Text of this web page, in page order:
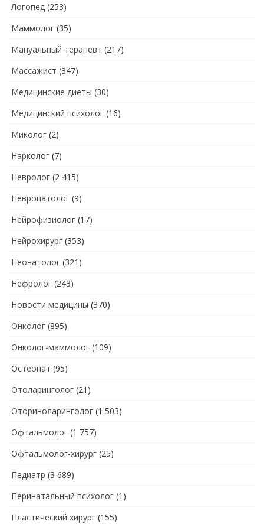
Логопед (253)
Маммолог (35)
Мануальный терапевт (217)
Массажист (347)
Медицинские диеты (30)
Медицинский психолог (16)
Миколог (2)
Нарколог (7)
Невролог (2 415)
Невропатолог (9)
Нейрофизиолог (17)
Нейрохирург (353)
Неонатолог (321)
Нефролог (243)
Новости медицины (370)
Онколог (895)
Онколог-маммолог (109)
Остеопат (95)
Отоларинголог (21)
Оториноларинголог (1 503)
Офтальмолог (1 757)
Офтальмолог-хирург (25)
Педиатр (3 689)
Перинатальный психолог (1)
Пластический хирург (155)